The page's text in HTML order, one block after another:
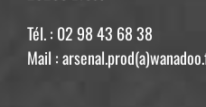
Tél. : 02 98 43 68 38
Mail :